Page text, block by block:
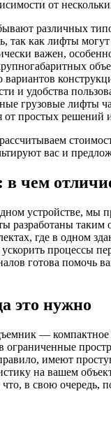
от
различных
так как лифты
важен,
вариантов
и удобства
грузовые лифты
от простых
вас и
в чем
устройстве, мы
таким
где в одном
процессы
готова помочь
это нужно
—
имеют
на вашем
в свою очередь,